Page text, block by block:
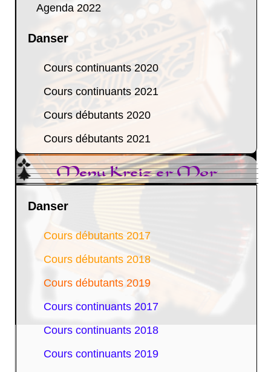
Agenda 2022
Danser
Cours continuants 2020
Cours continuants 2021
Cours débutants 2020
Cours débutants 2021
Menu Kreiz er Mor
Danser
Cours débutants 2017
Cours débutants 2018
Cours débutants 2019
Cours continuants 2017
Cours continuants 2018
Cours continuants 2019